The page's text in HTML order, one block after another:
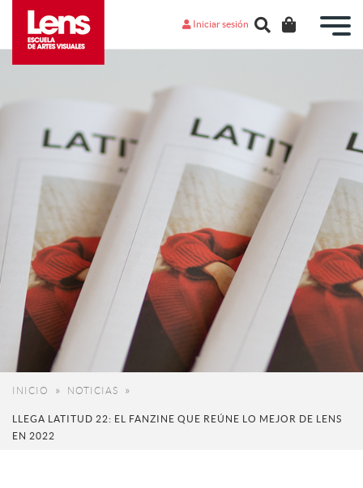
Iniciar sesión
INICIO NOTICIAS
LLEGA LATITUD 22: EL FANZINE QUE REÚNE LO MEJOR DE LENS
EN 2022